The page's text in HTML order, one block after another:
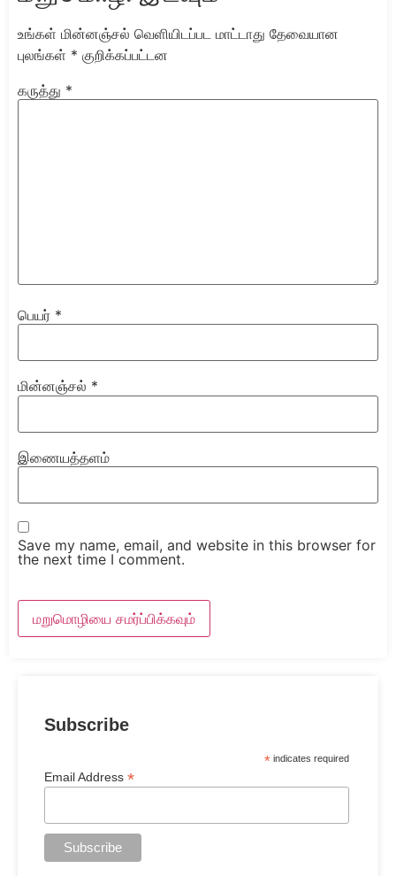
உங்கள் மின்னஞ்சல் வெளியிடப்பட மாட்டாது தேவையான
புலங்கள் * குறிக்கப்பட்டன
கருத்து *
பெயர் *
மின்னஞ்சல் *
இணையத்தளம்
Save my name, email, and website in this browser for
the next time I comment.
Subscribe
*indicates required
Email Address*